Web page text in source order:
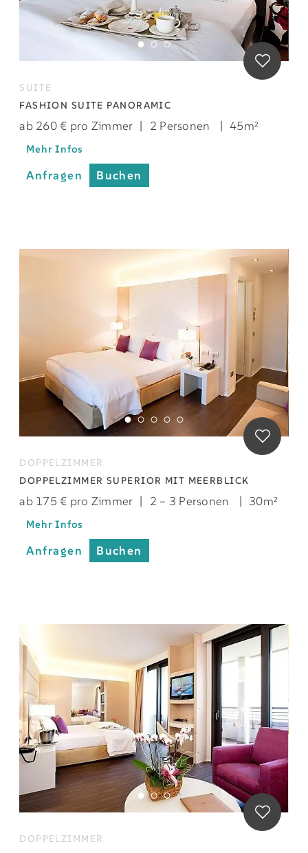
SUITE
FASHION SUITE PANORAMIC
ab 260 € pro Zimmer | 2 Personen | 45m²
Mehr Infos
Anfragen Buchen
DOPPELZIMMER
DOPPELZIMMER SUPERIOR MIT MEERBLICK
ab 175 € pro Zimmer | 2 – 3 Personen | 30m²
Mehr Infos
Anfragen Buchen
DOPPELZIMMER